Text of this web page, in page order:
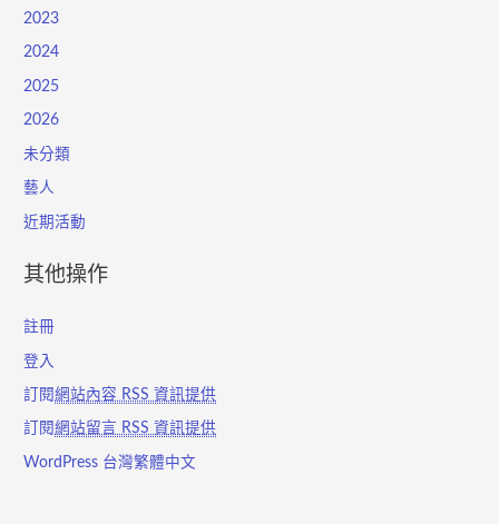
2023
2024
2025
2026
未分類
藝人
近期活動
其他操作
註冊
登入
訂閱網站內容 RSS 資訊提供
訂閱網站留言 RSS 資訊提供
WordPress 台灣繁體中文